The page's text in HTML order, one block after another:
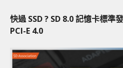
快過 SSD ? SD 8.0 記憶卡標準
PCI-E 4.0